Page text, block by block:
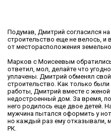
Подумав, Дмитрий согласился
строительство еще не велось, и
от месторасположения
Марков с Моисеевым
ответил, мол, делайте что
уплачены. Дмитрий обменял
строительство. Как только
работы, Дмитрий вместе с женой
недостроенный дом. За время,
него родилось еще двое детей.
мужчина пытался оформить у
но каждый раз ему отказывали,
РК.